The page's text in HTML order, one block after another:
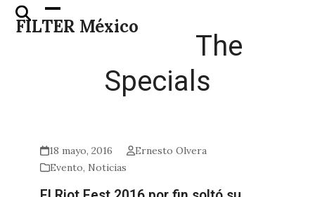
Skip
FILTER México
Open
mobile
Close
mobile
The
Specials
18 mayo, 2016
Ernesto Olvera
Evento, Noticias